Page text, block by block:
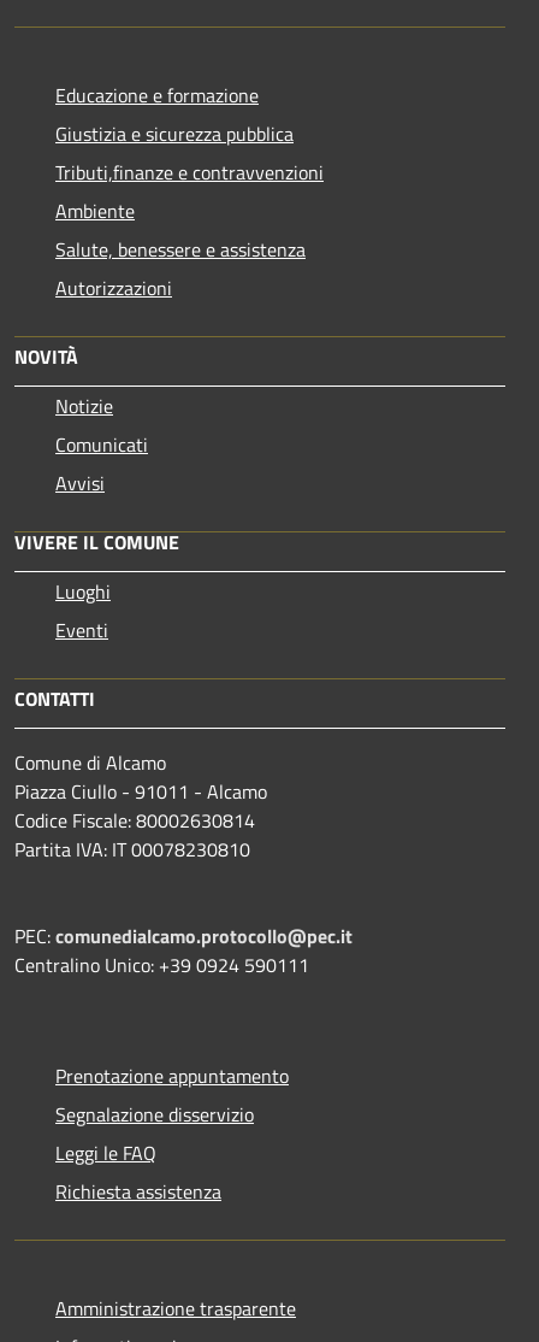
Educazione e formazione
Giustizia e sicurezza pubblica
Tributi,finanze e contravvenzioni
Ambiente
Salute, benessere e assistenza
Autorizzazioni
NOVITÀ
Notizie
Comunicati
Avvisi
VIVERE IL COMUNE
Luoghi
Eventi
CONTATTI
Comune di Alcamo
Piazza Ciullo - 91011 - Alcamo
Codice Fiscale: 80002630814
Partita IVA: IT 00078230810
PEC:comunedialcamo.protocollo@pec.it
Centralino Unico: +39 0924 590111
Prenotazione appuntamento
Segnalazione disservizio
Leggi le FAQ
Richiesta assistenza
Amministrazione trasparente